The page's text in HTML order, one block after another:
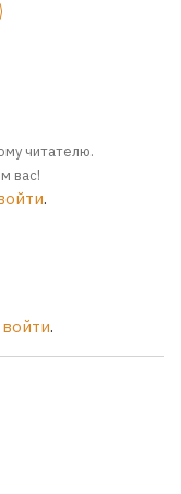
читателю.
вас!
.
войти.